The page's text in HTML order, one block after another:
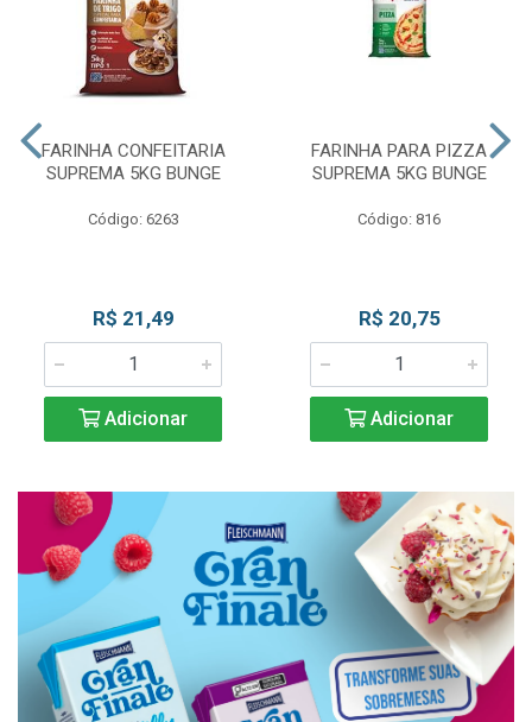
FARINHA CONFEITARIA
SUPREMA 5KG BUNGE
Código: 6263
R$ 21,49
Adicionar
FARINHA PARA PIZZA
SUPREMA 5KG BUNGE
Código: 816
R$ 20,75
Adicionar